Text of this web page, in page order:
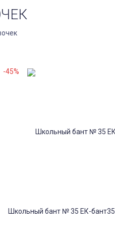
Школьный бант № 35 ЕК-бант35
-45%